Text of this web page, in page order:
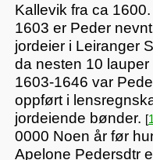
Kallevik fra ca
1603 er Peder
jordeier i Leiranger
da nesten 10
1603-1646 var
oppført i
jordeiende bønder. [
0000 Noen år før
Apelone Pedersdtr